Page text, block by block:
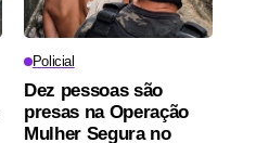
Policial
Dez pessoas são
presas na Operação
Mulher Segura no